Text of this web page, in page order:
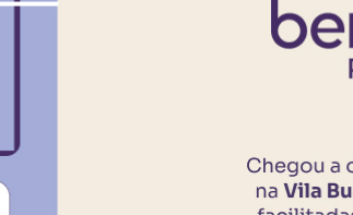
Bem Viver Albuquerque Lins